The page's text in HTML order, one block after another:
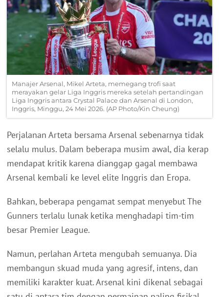
Manajer Arsenal, Mikel Arteta, memegang trofi saat
merayakan gelar Liga Inggris mereka setelah pertandingan
Liga Inggris antara Crystal Palace dan Arsenal di London,
Inggris, Minggu, 24 Mei 2026. (AP Photo/Kin Cheung)
Perjalanan Arteta bersama Arsenal sebenarnya tidak
selalu mulus. Dalam beberapa musim awal, dia kerap
mendapat kritik karena dianggap gagal membawa
Arsenal kembali ke level elite Inggris dan Eropa.
Bahkan, beberapa pengamat sempat menyebut The
Gunners terlalu lunak ketika menghadapi tim-tim
besar Premier League.
Namun, perlahan Arteta mengubah semuanya. Dia
membangun skuad muda yang agresif, intens, dan
memiliki karakter kuat. Arsenal kini dikenal sebagai